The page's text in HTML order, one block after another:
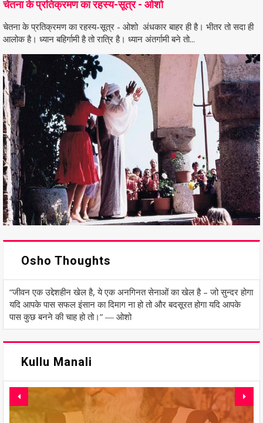
चेतना के प्रतिक्रमण का रहस्य-सूत्र - ओशो
चेतना के प्रतिक्रमण का रहस्य-सूत्र - ओशो अंधकार बाहर ही है। भीतर तो सदा ही
आलोक है। ध्यान बहिर्गामी है तो रात्रि है। ध्यान अंतर्गामी बने तो...
Osho Thoughts
“जीवन एक उद्देशहीन खेल है, ये एक अनगिनत सेनाओं का खेल है – जो सुन्दर होगा
यदि आपके पास सफल इंसान का दिमाग ना हो तो और बदसूरत होगा यदि आपके
पास कुछ बनने की चाह हो तो।” ― ओशो
Kullu Manali